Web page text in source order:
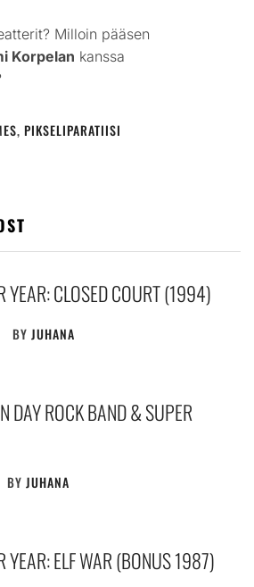
Milloin pääsen
Korpelan kanssa
, PIKSELIPARATIISI
YEAR: CLOSED COURT (1994)
BY JUHANA
DAY ROCK BAND & SUPER
BY JUHANA
YEAR: ELF WAR (BONUS 1987)